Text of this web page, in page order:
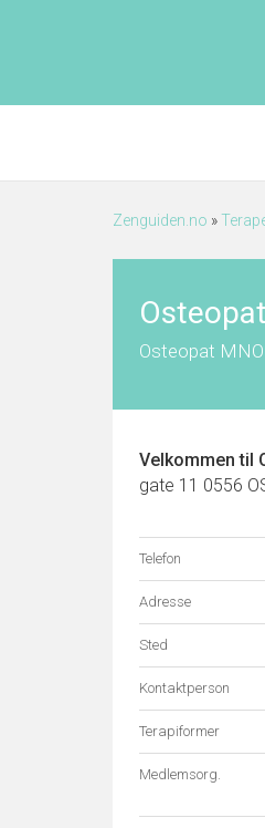
Zenguiden.no »
Osteopat
Velkommen til
gate 11 0556
Telefon
Adresse
Sted
Kontaktperson
Terapiformer
Medlemsorg.